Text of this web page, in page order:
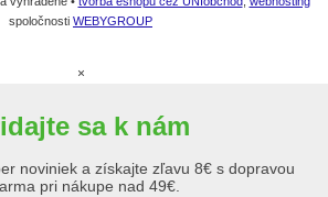
spoločnosti WEBYGROUP
×
sa k nám
noviniek a získajte zľavu 8€ s dopravou
pri nákupe nad 49€.